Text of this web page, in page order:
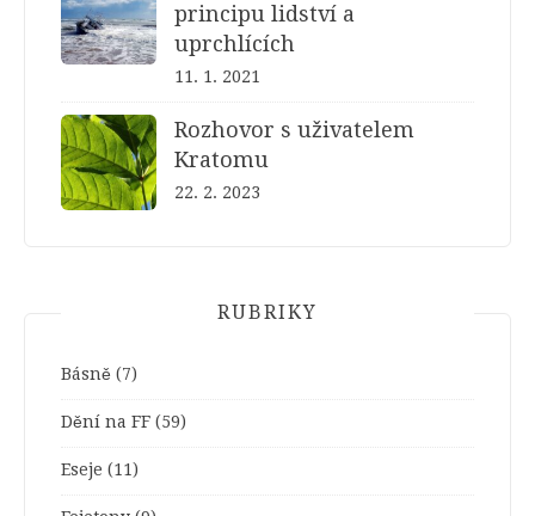
principu lidství a
uprchlících
11. 1. 2021
Rozhovor s uživatelem
Kratomu
22. 2. 2023
RUBRIKY
Básně (7)
Dění na FF (59)
Eseje (11)